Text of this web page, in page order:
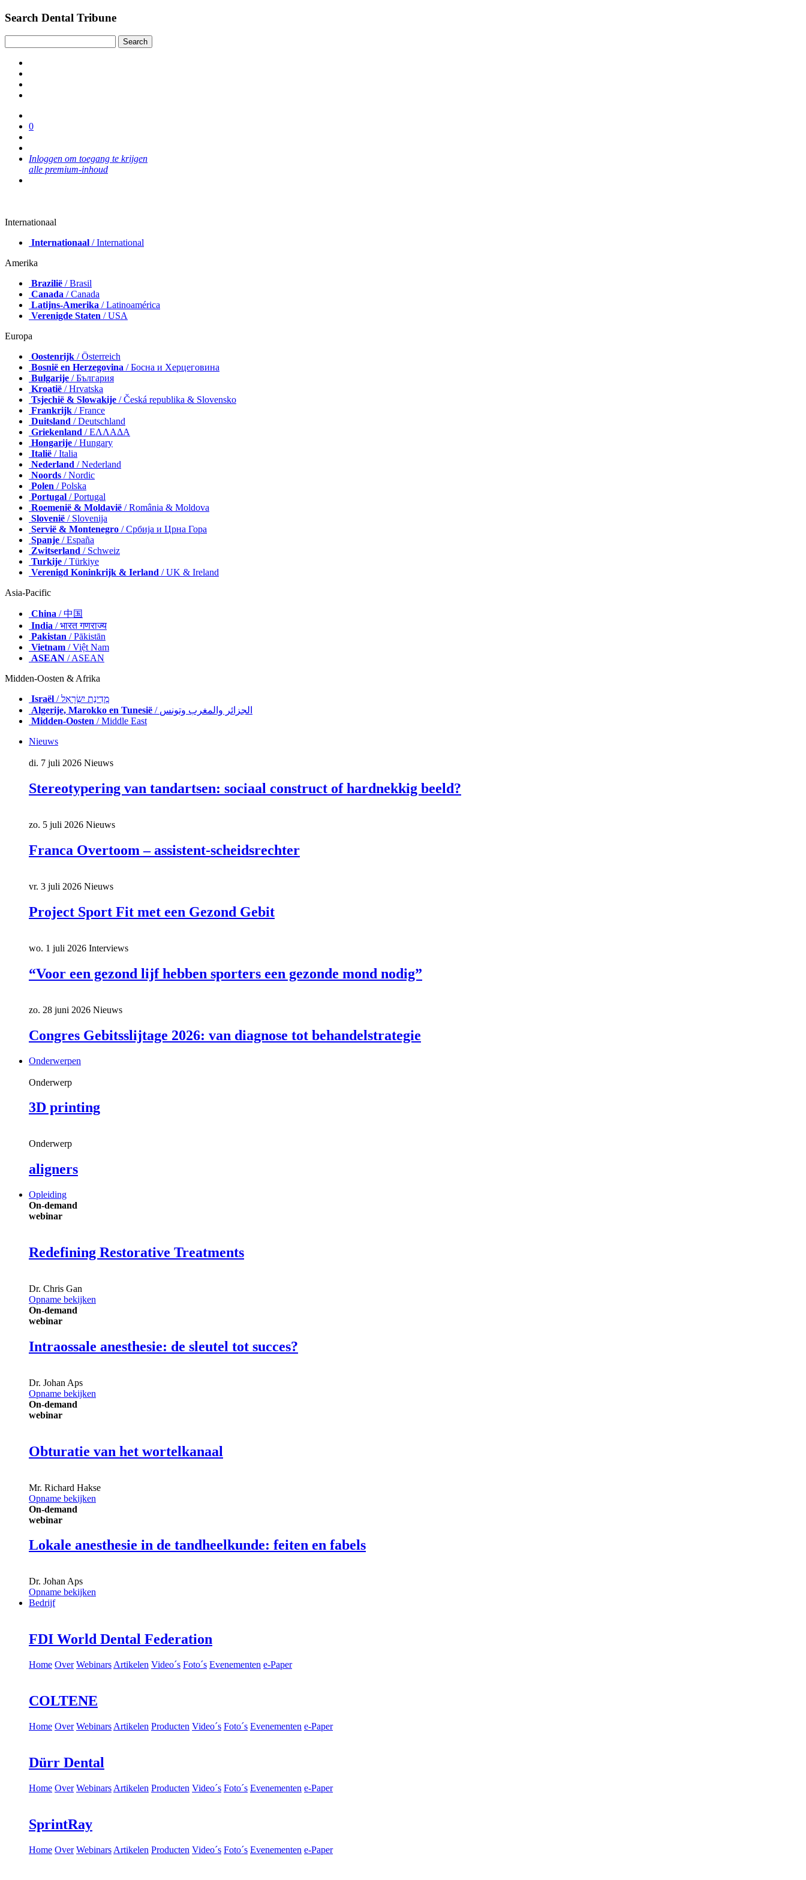
Search Dental Tribune
0
Inloggen om toegang te krijgen
alle premium-inhoud
Internationaal
Internationaal / International
Amerika
Brazilië / Brasil
Canada / Canada
Latijns-Amerika / Latinoamérica
Verenigde Staten / USA
Europa
Oostenrijk / Österreich
Bosnië en Herzegovina / Босна и Херцеговина
Bulgarije / България
Kroatië / Hrvatska
Tsjechië & Slowakije / Česká republika & Slovensko
Frankrijk / France
Duitsland / Deutschland
Griekenland / ΕΛΛΑΔΑ
Hongarije / Hungary
Italië / Italia
Nederland / Nederland
Noords / Nordic
Polen / Polska
Portugal / Portugal
Roemenië & Moldavië / România & Moldova
Slovenië / Slovenija
Servië & Montenegro / Србија и Црна Гора
Spanje / España
Zwitserland / Schweiz
Turkije / Türkiye
Verenigd Koninkrijk & Ierland / UK & Ireland
Asia-Pacific
China / 中国
India / भारत गणराज्य
Pakistan / Pākistān
Vietnam / Việt Nam
ASEAN / ASEAN
Midden-Oosten & Afrika
Israël
/ מְדִינַת יִשְׂרָאֵל
Algerije, Marokko en Tunesië
/ الجزائر والمغرب وتونس
Midden-Oosten / Middle East
Nieuws
di. 7 juli 2026 Nieuws
Stereotypering van tandartsen: sociaal construct of hardnekkig beeld?
zo. 5 juli 2026 Nieuws
Franca Overtoom – assistent-scheidsrechter
vr. 3 juli 2026 Nieuws
Project Sport Fit met een Gezond Gebit
wo. 1 juli 2026 Interviews
“Voor een gezond lijf hebben sporters een gezonde mond nodig”
zo. 28 juni 2026 Nieuws
Congres Gebitsslijtage 2026: van diagnose tot behandelstrategie
Onderwerpen
Onderwerp
3D printing
Onderwerp
aligners
Opleiding
On-demand
webinar
Redefining Restorative Treatments
Dr. Chris Gan
Opname bekijken
On-demand
webinar
Intraossale anesthesie: de sleutel tot succes?
Dr. Johan Aps
Opname bekijken
On-demand
webinar
Obturatie van het wortelkanaal
Mr. Richard Hakse
Opname bekijken
On-demand
webinar
Lokale anesthesie in de tandheelkunde: feiten en fabels
Dr. Johan Aps
Opname bekijken
Bedrijf
FDI World Dental Federation
Home Over Webinars Artikelen Video´s Foto´s Evenementen e-Paper
COLTENE
Home Over Webinars Artikelen Producten Video´s Foto´s Evenementen e-Paper
Dürr Dental
Home Over Webinars Artikelen Producten Video´s Foto´s Evenementen e-Paper
SprintRay
Home Over Webinars Artikelen Producten Video´s Foto´s Evenementen e-Paper